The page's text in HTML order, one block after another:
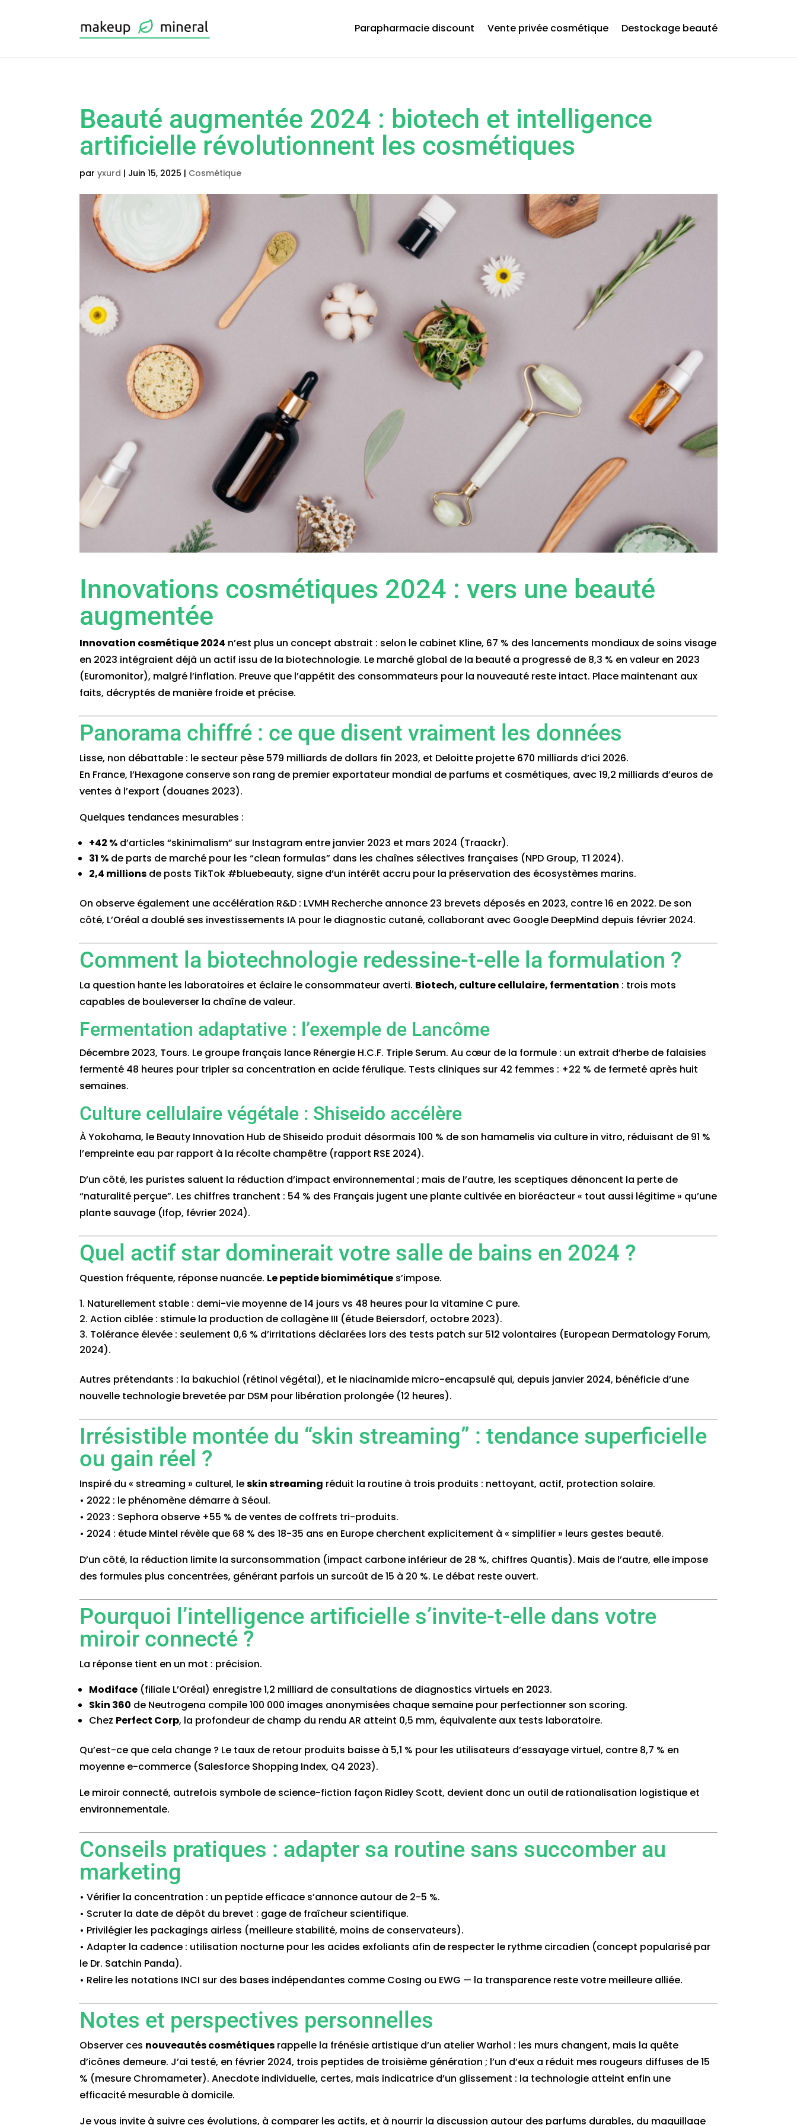
Parapharmacie discount Vente privée cosmétique Destockage beauté
Beauté augmentée 2024 : biotech et intelligence
artificielle révolutionnent les cosmétiques
paryxurd | Juin 15, 2025 | Cosmétique
Innovations cosmétiques 2024 : vers une beauté
augmentée
Innovation cosmétique 2024 n’est plus un concept abstrait : selon le cabinet Kline, 67 % des lancements mondiaux de soins visage
en 2023 intégraient déjà un actif issu de la biotechnologie. Le marché global de la beauté a progressé de 8,3 % en valeur en 2023
(Euromonitor), malgré l’inflation. Preuve que l’appétit des consommateurs pour la nouveauté reste intact. Place maintenant aux
faits, décryptés de manière froide et précise.
Panorama chiffré : ce que disent vraiment les données
Lisse, non débattable : le secteur pèse 579 milliards de dollars fin 2023, et Deloitte projette 670 milliards d’ici 2026.
En France, l’Hexagone conserve son rang de premier exportateur mondial de parfums et cosmétiques, avec 19,2 milliards d’euros de
ventes à l’export (douanes 2023).
Quelques tendances mesurables :
+42 % d’articles “skinimalism” sur Instagram entre janvier 2023 et mars 2024 (Traackr).
31 % de parts de marché pour les “clean formulas” dans les chaînes sélectives françaises (NPD Group, T1 2024).
2,4 millions de posts TikTok #bluebeauty, signe d’un intérêt accru pour la préservation des écosystèmes marins.
On observe également une accélération R&D : LVMH Recherche annonce 23 brevets déposés en 2023, contre 16 en 2022. De son
côté, L’Oréal a doublé ses investissements IA pour le diagnostic cutané, collaborant avec Google DeepMind depuis février 2024.
Comment la biotechnologie redessine-t-elle la formulation ?
La question hante les laboratoires et éclaire le consommateur averti. Biotech, culture cellulaire, fermentation : trois mots
capables de bouleverser la chaîne de valeur.
Fermentation adaptative : l’exemple de Lancôme
Décembre 2023, Tours. Le groupe français lance Rénergie H.C.F. Triple Serum. Au cœur de la formule : un extrait d’herbe de falaisies
fermenté 48 heures pour tripler sa concentration en acide férulique. Tests cliniques sur 42 femmes : +22 % de fermeté après huit
semaines.
Culture cellulaire végétale : Shiseido accélère
À Yokohama, le Beauty Innovation Hub de Shiseido produit désormais 100 % de son hamamelis via culture in vitro, réduisant de 91 %
l’empreinte eau par rapport à la récolte champêtre (rapport RSE 2024).
D’un côté, les puristes saluent la réduction d’impact environnemental ; mais de l’autre, les sceptiques dénoncent la perte de
“naturalité perçue”. Les chiffres tranchent : 54 % des Français jugent une plante cultivée en bioréacteur « tout aussi légitime » qu’une
plante sauvage (Ifop, février 2024).
Quel actif star dominerait votre salle de bains en 2024 ?
Question fréquente, réponse nuancée. Le peptide biomimétique s’impose.
Naturellement stable : demi-vie moyenne de 14 jours vs 48 heures pour la vitamine C pure.
Action ciblée : stimule la production de collagène III (étude Beiersdorf, octobre 2023).
Tolérance élevée : seulement 0,6 % d’irritations déclarées lors des tests patch sur 512 volontaires (European Dermatology Forum,
2024).
Autres prétendants : la bakuchiol (rétinol végétal), et le niacinamide micro-encapsulé qui, depuis janvier 2024, bénéficie d’une
nouvelle technologie brevetée par DSM pour libération prolongée (12 heures).
Irrésistible montée du “skin streaming” : tendance superficielle
ou gain réel ?
Inspiré du « streaming » culturel, leskin streaming réduit la routine à trois produits : nettoyant, actif, protection solaire.
• 2022 : le phénomène démarre à Séoul.
• 2023 : Sephora observe +55 % de ventes de coffrets tri-produits.
• 2024 : étude Mintel révèle que 68 % des 18-35 ans en Europe cherchent explicitement à « simplifier » leurs gestes beauté.
D’un côté, la réduction limite la surconsommation (impact carbone inférieur de 28 %, chiffres Quantis). Mais de l’autre, elle impose
des formules plus concentrées, générant parfois un surcoût de 15 à 20 %. Le débat reste ouvert.
Pourquoi l’intelligence artificielle s’invite-t-elle dans votre
miroir connecté ?
La réponse tient en un mot : précision.
Modiface (filiale L’Oréal) enregistre 1,2 milliard de consultations de diagnostics virtuels en 2023.
Skin 360 de Neutrogena compile 100 000 images anonymisées chaque semaine pour perfectionner son scoring.
Chez Perfect Corp, la profondeur de champ du rendu AR atteint 0,5 mm, équivalente aux tests laboratoire.
Qu’est-ce que cela change ? Le taux de retour produits baisse à 5,1 % pour les utilisateurs d’essayage virtuel, contre 8,7 % en
moyenne e-commerce (Salesforce Shopping Index, Q4 2023).
Le miroir connecté, autrefois symbole de science-fiction façon Ridley Scott, devient donc un outil de rationalisation logistique et
environnementale.
Conseils pratiques : adapter sa routine sans succomber au
marketing
• Vérifier la concentration : un peptide efficace s’annonce autour de 2-5 %.
• Scruter la date de dépôt du brevet : gage de fraîcheur scientifique.
• Privilégier les packagings airless (meilleure stabilité, moins de conservateurs).
• Adapter la cadence : utilisation nocturne pour les acides exfoliants afin de respecter le rythme circadien (concept popularisé par
le Dr. Satchin Panda).
• Relire les notations INCI sur des bases indépendantes comme CosIng ou EWG — la transparence reste votre meilleure alliée.
Notes et perspectives personnelles
Observer ces nouveautés cosmétiques rappelle la frénésie artistique d’un atelier Warhol : les murs changent, mais la quête
d’icônes demeure. J’ai testé, en février 2024, trois peptides de troisième génération ; l’un d’eux a réduit mes rougeurs diffuses de 15
% (mesure Chromameter). Anecdote individuelle, certes, mais indicatrice d’un glissement : la technologie atteint enfin une
efficacité mesurable à domicile.
Je vous invite à suivre ces évolutions, à comparer les actifs, et à nourrir la discussion autour des parfums durables, du maquillage